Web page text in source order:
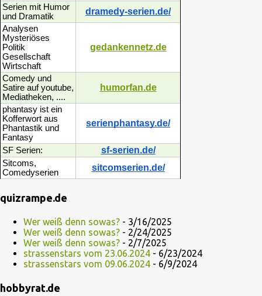
Serien mit Humor
und Dramatik
dramedy-serien.de/
Analysen
Mysteriöses
Politik
Gesellschaft
Wirtschaft
gedankennetz.de
Comedy und
Satire auf youtube,
Mediatheken, ....
humorfan.de
phantasy ist ein
Kofferwort aus
Phantastik und
Fantasy
serienphantasy.de/
SF Serien: sf-serien.de/
Sitcoms,
Comedyserien
sitcomserien.de/
quizrampe.de
Wer weiß denn sowas? - 3/16/2025
Wer weiß denn sowas? - 2/24/2025
Wer weiß denn sowas? - 2/7/2025
strassenstars vom 23.06.2024 - 6/23/2024
strassenstars vom 09.06.2024 - 6/9/2024
hobbyrat.de